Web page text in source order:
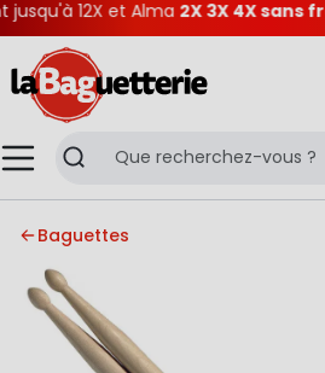
12X et Alma2X 3X 4X sans frais
MenuRecherche
Baguettes